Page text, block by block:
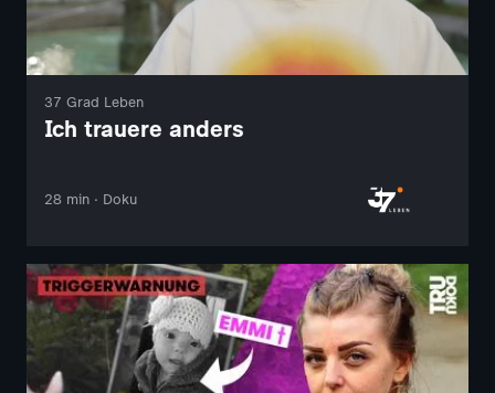
37 Grad Leben
Ich trauere anders
28 min · Doku